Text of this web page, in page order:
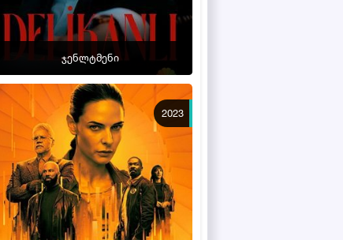
ჯენლტმენი
2023